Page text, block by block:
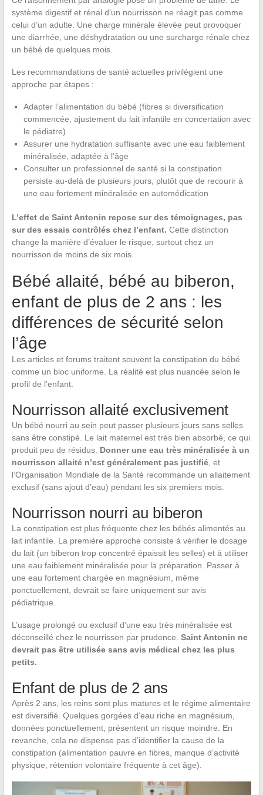
système digestif et rénal d’un nourrisson ne réagit pas comme
celui d’un adulte. Une charge minérale élevée peut provoquer
une diarrhée, une déshydratation ou une surcharge rénale chez
un bébé de quelques mois.
Les recommandations de santé actuelles privilégient une
approche par étapes :
Adapter l’alimentation du bébé (fibres si diversification
commencée, ajustement du lait infantile en concertation avec
le pédiatre)
Assurer une hydratation suffisante avec une eau faiblement
minéralisée, adaptée à l’âge
Consulter un professionnel de santé si la constipation
persiste au-delà de plusieurs jours, plutôt que de recourir à
une eau fortement minéralisée en automédication
L’effet de Saint Antonin repose sur des témoignages, pas
sur des essais contrôlés chez l’enfant. Cette distinction
change la manière d’évaluer le risque, surtout chez un
nourrisson de moins de six mois.
Bébé allaité, bébé au biberon,
enfant de plus de 2 ans : les
différences de sécurité selon
l’âge
Les articles et forums traitent souvent la constipation du bébé
comme un bloc uniforme. La réalité est plus nuancée selon le
profil de l’enfant.
Nourrisson allaité exclusivement
Un bébé nourri au sein peut passer plusieurs jours sans selles
sans être constipé. Le lait maternel est très bien absorbé, ce qui
produit peu de résidus. Donner une eau très minéralisée à un
nourrisson allaité n’est généralement pas justifié, et
l’Organisation Mondiale de la Santé recommande un allaitement
exclusif (sans ajout d’eau) pendant les six premiers mois.
Nourrisson nourri au biberon
La constipation est plus fréquente chez les bébés alimentés au
lait infantile. La première approche consiste à vérifier le dosage
du lait (un biberon trop concentré épaissit les selles) et à utiliser
une eau faiblement minéralisée pour la préparation. Passer à
une eau fortement chargée en magnésium, même
ponctuellement, devrait se faire uniquement sur avis
pédiatrique.
L’usage prolongé ou exclusif d’une eau très minéralisée est
déconseillé chez le nourrisson par prudence. Saint Antonin ne
devrait pas être utilisée sans avis médical chez les plus
petits.
Enfant de plus de 2 ans
Après 2 ans, les reins sont plus matures et le régime alimentaire
est diversifié. Quelques gorgées d’eau riche en magnésium,
données ponctuellement, présentent un risque moindre. En
revanche, cela ne dispense pas d’identifier la cause de la
constipation (alimentation pauvre en fibres, manque d’activité
physique, rétention volontaire fréquente à cet âge).